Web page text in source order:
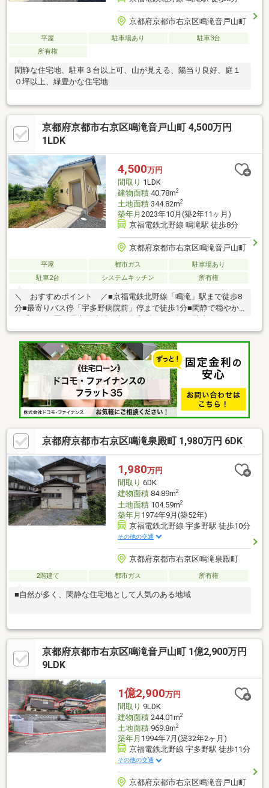
京都府京都市右京区鳴滝音戸山町
平屋 駐車場あり
駐車3台
所有権
閑静な住宅地、駐車３台以上可、山が見える、陽当り良好、庭１
０坪以上、緑豊かな住宅地
京都府京都市右京区鳴滝音戸山町 4,500万円
1LDK
4,500万円
間取り 1LDK
建物面積40.78m2
土地面積344.82m2
築年月 2023年10月(築2年11ヶ月)
京福電鉄北野線 鳴滝駅 徒歩8分
京都府京都市右京区鳴滝音戸山町
平屋 都市ガス
駐車場あり
駐車2台
システムキッチン 所有権
＼ おすすめポイント ／■京福電鉄北野線「鳴滝」駅まで徒歩8
分■最寄りバス停「宇多野病院前」停まで徒歩1分■閑静で穏やか
台分有！来客時にも安心です！■広々としたお庭付！ 自然を身
近に感じながらお過ごしいただけます♪■ウッドデッキ・ロフト付
の1LDK！ 水回り設備が揃っているため居住用としてはもちろ
ん、アトリエやセカンドハウスなど様々な用途でご活用いただけ
ます！お好きな日時でご内覧いただけますので、ぜひお気軽にお
問い合わせくださいませ！
京都府京都市右京区鳴滝泉殿町 1,980万円 6DK
1,980万円
間取り 6DK
建物面積84.89m2
土地面積104.59m2
築年月 1974年9月(築52年)
京福電鉄北野線 宇多野駅 徒歩10分
その他の交通
京都府京都市右京区鳴滝泉殿町
2階建て 都市ガス 所有権
■自然が多く、閑静な住宅地として人気のある地域
京都府京都市右京区鳴滝音戸山町 1億2,900万円
9LDK
1億2,900万円
間取り 9LDK
建物面積244.01m2
土地面積969.8m2
築年月 1994年7月(築32年2ヶ月)
京福電鉄北野線 宇多野駅 徒歩11分
その他の交通
京都府京都市右京区鳴滝音戸山町